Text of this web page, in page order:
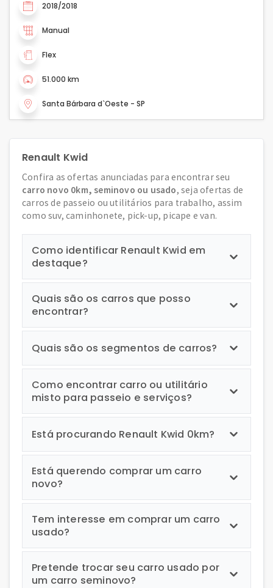
2018/2018
Manual
Flex
51.000 km
Santa Bárbara d`Oeste - SP
Renault Kwid
Confira as ofertas anunciadas para encontrar seu
carro novo 0km, seminovo ou usado, seja ofertas de
carros de passeio ou utilitários para trabalho, assim
como suv, caminhonete, pick-up, picape e van.
Como identificar Renault Kwid em
destaque?
Quais são os carros que posso
encontrar?
Quais são os segmentos de carros?
Como encontrar carro ou utilitário
misto para passeio e serviços?
Está procurando Renault Kwid 0km?
Está querendo comprar um carro
novo?
Tem interesse em comprar um carro
usado?
Pretende trocar seu carro usado por
um carro seminovo?